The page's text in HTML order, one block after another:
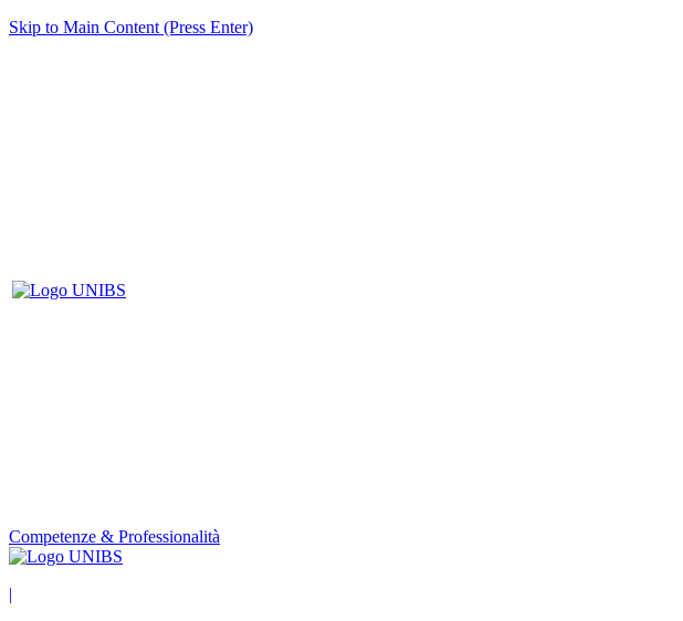
Skip to Main Content (Press Enter)
Competenze & Professionalità
|